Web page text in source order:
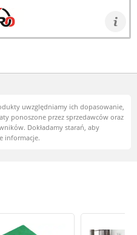
uwzględniamy ich dopasowanie,
ponoszone przez sprzedawców oraz
Dokładamy starań, aby
informacje.